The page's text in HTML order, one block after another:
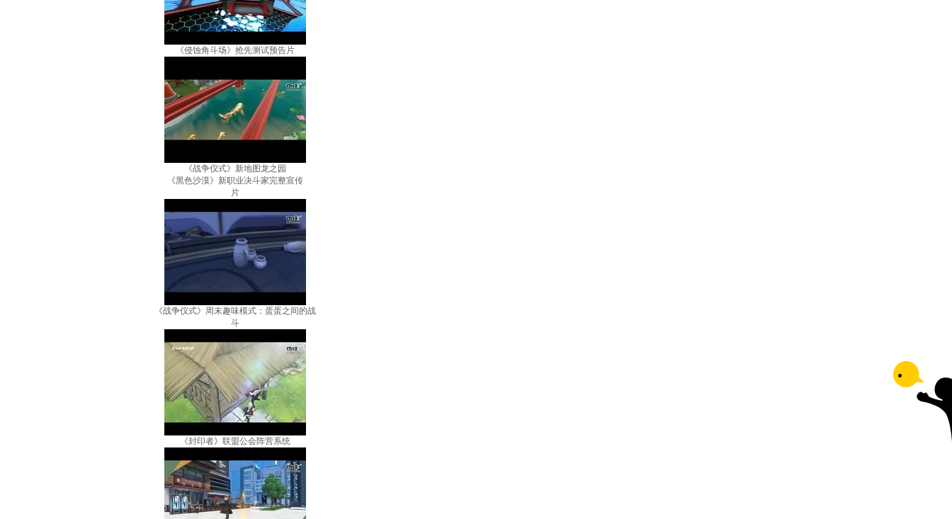
《侵蚀角斗场》抢先测试预告片
《战争仪式》新地图龙之园
《黑色沙漠》新职业决斗家完整宣传
片
《战争仪式》周末趣味模式：蛋蛋之间的战
斗
《封印者》联盟公会阵营系统